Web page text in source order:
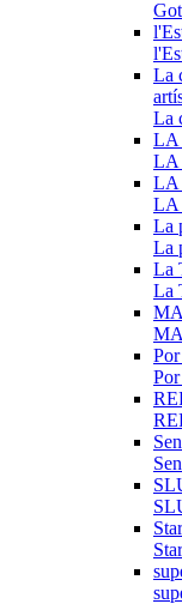
La
La
LA
LA
LA
LA
La
La
La
La